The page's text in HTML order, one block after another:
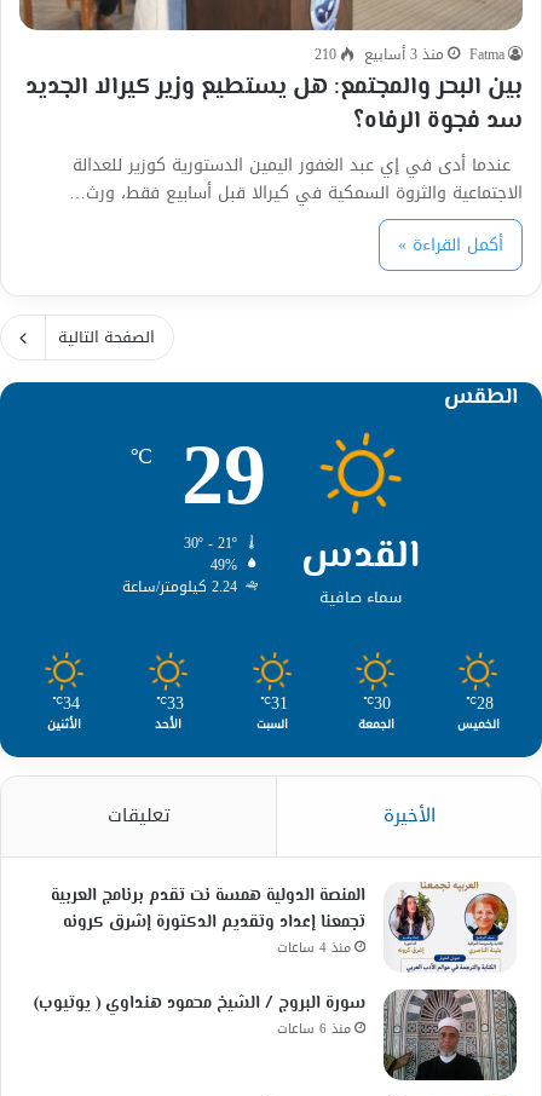
Fatma منذ 3 أسابيع 210
بين البحر والمجتمع: هل يستطيع وزير كيرالا الجديد
سد فجوة الرفاه؟
عندما أدى في إي عبد الغفور اليمين الدستورية كوزير للعدالة
الاجتماعية والثروة السمكية في كيرالا قبل أسابيع فقط، ورث…
أكمل القراءة »
الصفحة التالية
الطقس
القدس
سماء صافية
29
℃
49%
2.24 كيلومتر/ساعة
28
℃
الخميس
30
℃
الجمعة
31
℃
السبت
33
℃
الأحد
34
℃
الأثنين
الأخيرة تعليقات
المنصة الدولية همسة نت تقدم برنامج العربية
تجمعنا إعداد وتقديم الدكتورة إشرق كرونه
منذ 4 ساعات
سورة البروج / الشيخ محمود هنداوي ( يوتيوب)
منذ 6 ساعات